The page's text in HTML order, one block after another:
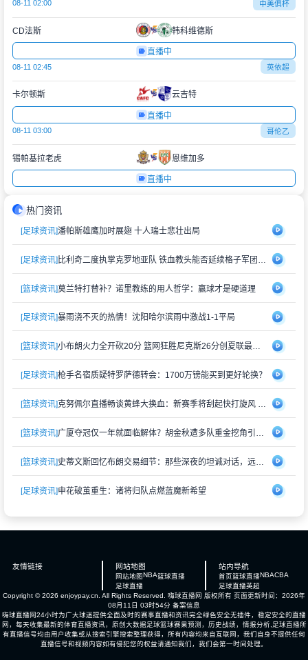
08-11 02:00 中美俱杯
CD法斯 韩科维德斯
直播中
08-11 02:45 英依超
卡尔顿斯 云吉特
直播中
08-11 03:00 哥伦乙
锡帕基拉老虎 恩维加多
直播中
热门资讯
[足球资讯]潘帕斯雄鹰加时展翅 十人瑞士悲壮出局
[足球资讯]
[篮球资讯]莫兰特打替补？诺里教练的用人哲学：赢球才是硬道理
[足球资讯]暴雨浇不灭的热情！沈阳哈尔滨雨中激战1-1平局
[篮球资讯] 小布朗火力全开砍20分 篮网狂胜尼克斯26分创夏联最大分差
[足球资讯]枪手名宿质疑特罗萨德转会：1700万镑能买到更好轮换？
[篮球资讯] 克努佩尔直播畅谈黄蜂大换血：新赛季将刮起快打旋风 射手群蓄势待发
[篮球资讯] 广厦夺冠仅一年就面临解体？胡金秋遭多队重金挖角引猜测
[篮球资讯] 史蒂文斯回忆布朗交易细节：那些深夜的坦诚对话，远比想象中复杂
[足球资讯]申花破茧重生：诸将归队点燃蓝魔新希望
友情链接 网站地图
网站地图 NBA篮球直播
足球直播
站内导航
首页篮球直播NBACBA
足球直播英超
Copyright © 2026 enjoypay.cn. All Rights Reserved. 嗨球直播网 版权所有 页面更新时间：2026年
08月11日 03时54分 备案信息
嗨球直播网24小时为广大球迷提供全面及时的赛事直播和资讯完全绿色安全无插件，稳定安全的直播
网，每天收集最新的体育直播资讯，原创大数据足球篮球赛果预测，历史战绩，情报分析,足球直播所
有直播信号均由用户收集或从搜索引擎搜索整理获得，所有内容均来自互联网，我们自身不提供任何
直播信号和视频内容如有侵犯您的权益请通知我们，我们会第一时间处理。